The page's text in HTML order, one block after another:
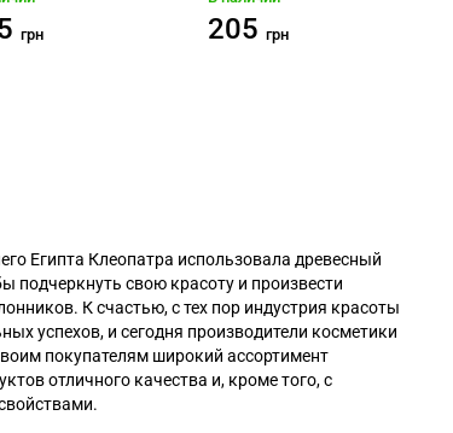
грн 205 грн
Египта Клеопатра использовала древесный
подчеркнуть свою красоту и произвести
К счастью, с тех пор индустрия красоты
успехов, и сегодня производители косметики
покупателям широкий ассортимент
отличного качества и, кроме того, с